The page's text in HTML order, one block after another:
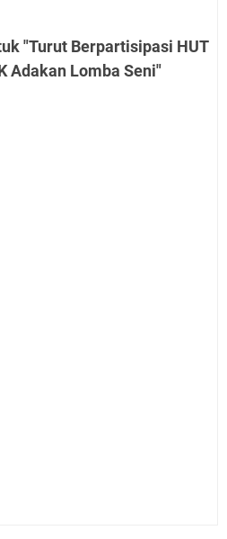
"Turut Berpartisipasi HUT
Adakan Lomba Seni"